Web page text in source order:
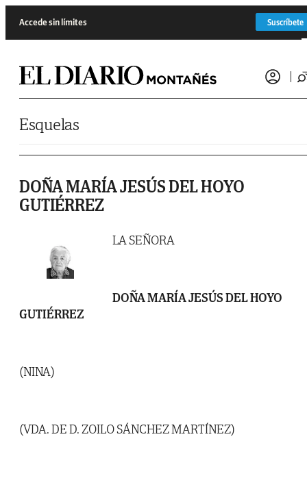
Accede sin límites Suscríbete
Esquelas
DOÑA MARÍA JESÚS DEL HOYO
GUTIÉRREZ
LA SEÑORA
DOÑA MARÍA JESÚS DEL HOYO
GUTIÉRREZ
(NINA)
(VDA. DE D. ZOILO SÁNCHEZ MARTÍNEZ)